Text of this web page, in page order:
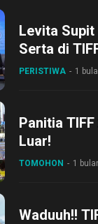
Levita Supit
Serta di
PERISTIWA 1
Panitia
Luar!
TOMOHON 1
Waduuh!!